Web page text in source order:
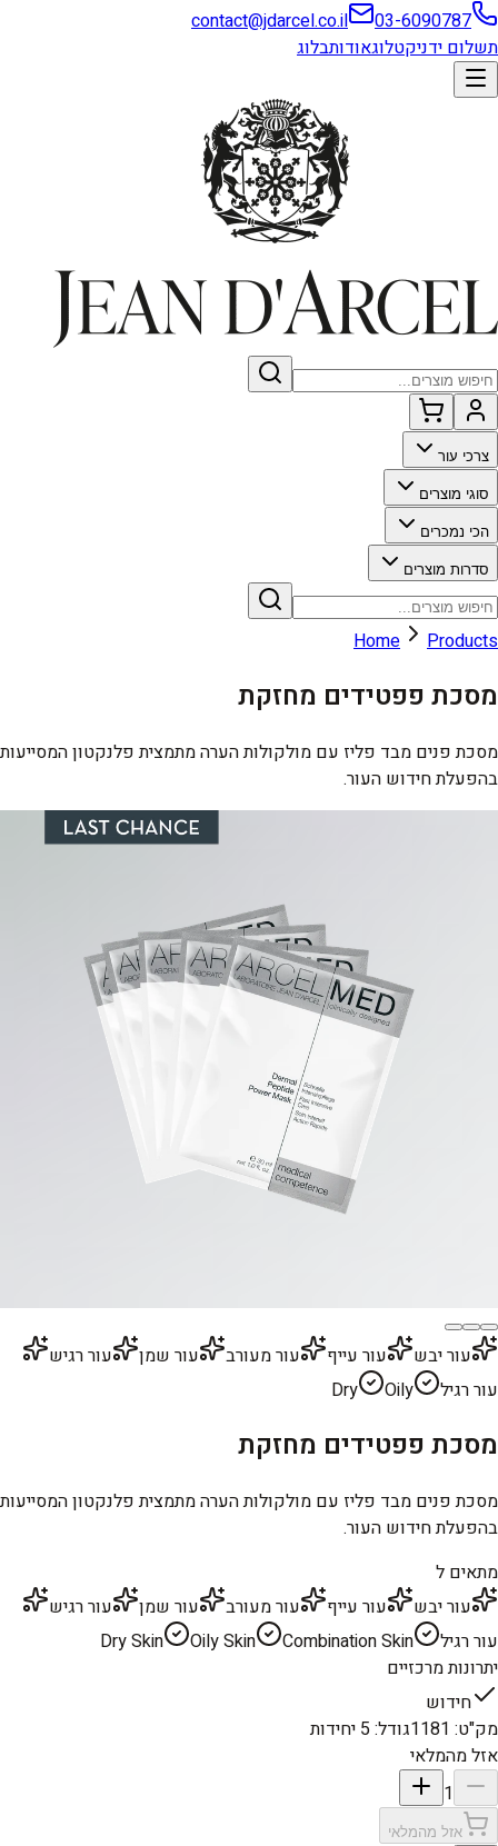
03-6090787
contact@jdarcel.co.il
תשלום ידניקטלוגאודותבלוג
צרכי עור
סוגי מוצרים
הכי נמכרים
סדרות מוצרים
Home Products
מסכת פפטידים מחזקת
מסכת פנים מבד פליז עם מולקולות הערה מתמצית פלנקטון המסייעות
בהפעלת חידוש העור.
עור יבש עור עייף עור מעורב עור שמן
עור רגיש
עור רגיל
Dry Oily
מסכת פפטידים מחזקת
מסכת פנים מבד פליז עם מולקולות הערה מתמצית פלנקטון המסייעות
בהפעלת חידוש העור.
מתאים ל
עור יבש
עור עייף עור מעורב עור שמן
עור רגיש
עור רגיל
Dry Skin Oily Skin
Combination Skin
יתרונות מרכזיים
חידוש
מק"ט:
1181גודל: 5 יחידות
אזל מהמלאי
1
אזל מהמלאי